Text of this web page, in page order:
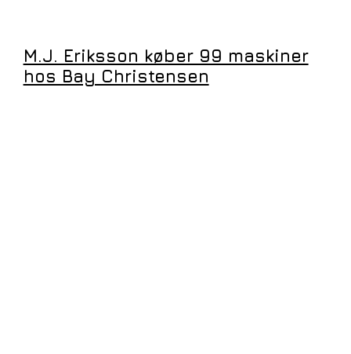
M.J. Eriksson køber 99 maskiner
hos Bay Christensen